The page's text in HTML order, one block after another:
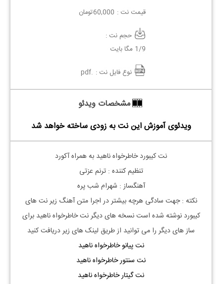
قیمت نت : 60,000تومان
حجم نت :
1/9 مگا بایت
نوع فایل نت : .pdf
مشخصات ویدئو
ویدئوی آموزش این نت به زودی ساخته خواهد شد
نت کیبورد خاطرخواه ناهید به همراه آکورد
تنظیم کننده : ترنم عزتی
آهنگساز : شهرام شب پره
نکته : جهت سادگی هرچه بیشتر در اجرا متن آهنگ زیر نت های
کیبورد نوشته شده است نسخه های دیگر نتخاطرخواه ناهید برای
ساز های دیگر را می توانید از طریق لینک های زیر دریافت کنید
نت پیانو خاطرخواه ناهید
نت سنتور خاطرخواه ناهید
نت گیتار خاطرخواه ناهید